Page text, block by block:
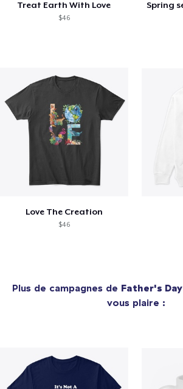
Treat Earth With Love
$46
Love The Creation
$46
Plus de campagnes de Father's Day
vous plaire :